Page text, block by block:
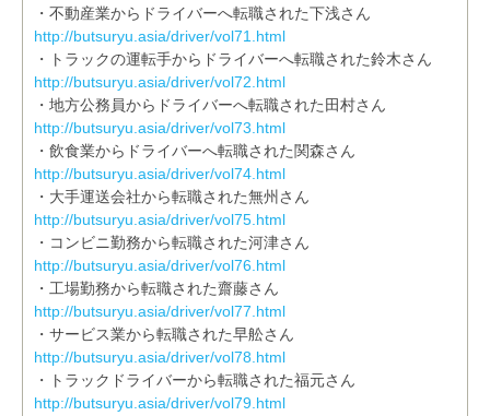
・不動産業からドライバーへ転職された下浅さん
http://butsuryu.asia/driver/vol71.html
・トラックの運転手からドライバーへ転職された鈴木さん
http://butsuryu.asia/driver/vol72.html
・地方公務員からドライバーへ転職された田村さん
http://butsuryu.asia/driver/vol73.html
・飲食業からドライバーへ転職された関森さん
http://butsuryu.asia/driver/vol74.html
・大手運送会社から転職された無州さん
http://butsuryu.asia/driver/vol75.html
・コンビニ勤務から転職された河津さん
http://butsuryu.asia/driver/vol76.html
・工場勤務から転職された齋藤さん
http://butsuryu.asia/driver/vol77.html
・サービス業から転職された早舩さん
http://butsuryu.asia/driver/vol78.html
・トラックドライバーから転職された福元さん
http://butsuryu.asia/driver/vol79.html